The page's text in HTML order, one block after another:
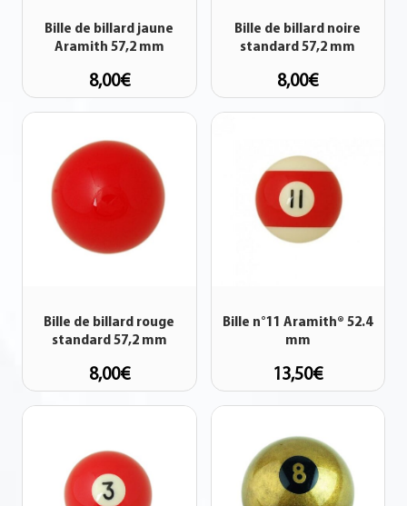
Bille de billard jaune
Aramith 57,2 mm
8,00€
Bille de billard noire
standard 57,2 mm
8,00€
Bille de billard rouge
standard 57,2 mm
8,00€
Bille n°11 Aramith® 52.4
mm
13,50€